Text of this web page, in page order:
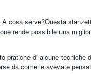
cosa serve?Questa
rende possibile una
di alcune
da come le avevate